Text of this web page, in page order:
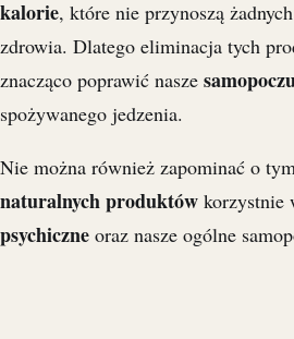
kalorie, które nie przynoszą
zdrowia. Dlatego eliminacja tych
znacząco poprawić nasze
spożywanego jedzenia.
Nie można również zapominać o
naturalnych produktów korzystnie
psychiczne oraz nasze ogólne